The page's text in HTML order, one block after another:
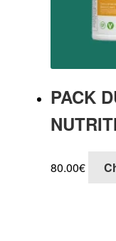
PACK
80.00€